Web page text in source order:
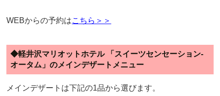
WEBからの予約はこちら＞＞
◆軽井沢マリオットホテル 「スイーツセンセーション-
オータム」のメインデザートメニュー
メインデザートは下記の1品から選びます。